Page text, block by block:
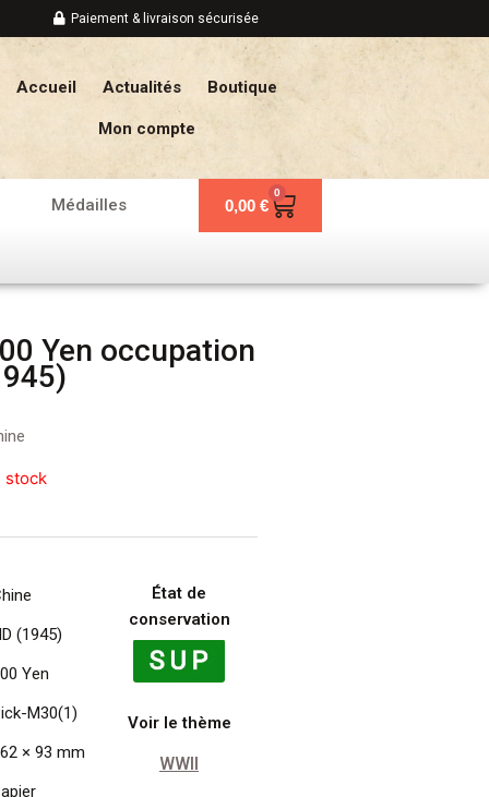
Paiement & livraison sécurisée
Accueil Actualités Boutique
Mon compte
Médailles 0,00 €
0
Panier
Yen occupation
stock
(1945)
Yen
M30(1)
× 93 mm
État de
conservation
Voir le thème
WWII